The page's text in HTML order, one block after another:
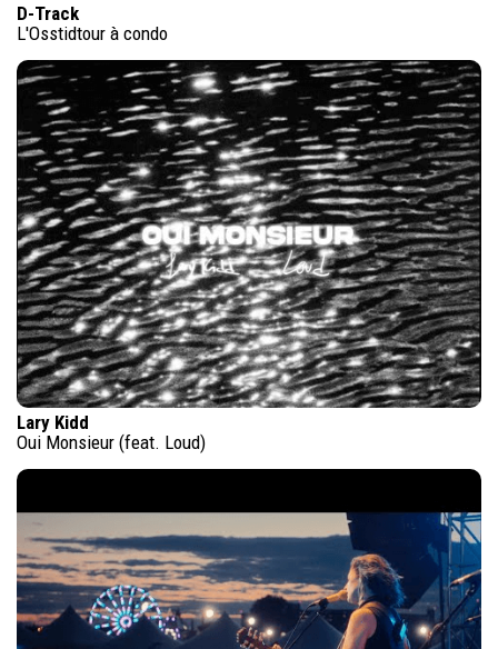
D-Track
L'Osstidtour à condo
Lary Kidd
Oui Monsieur (feat. Loud)